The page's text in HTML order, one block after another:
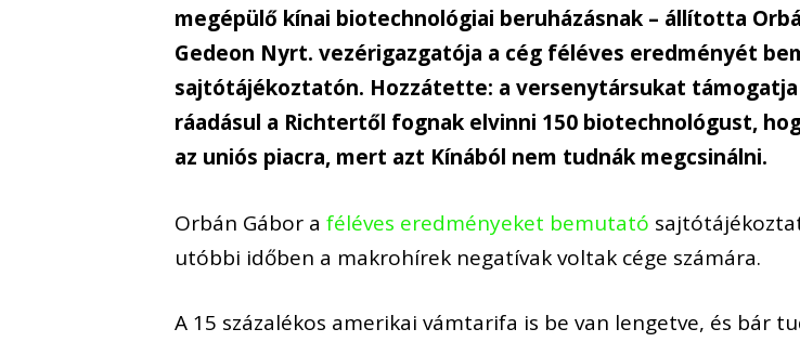
megépülő kínai biotechnológiai beruházásnak – állította
Gedeon Nyrt. vezérigazgatója a cég féléves eredményét
sajtótájékoztatón. Hozzátette: a versenytársukat támogatja
ráadásul a Richtertől fognak elvinni 150 biotechnológust,
az uniós piacra, mert azt Kínából nem tudnák megcsinálni.
Orbán Gábor aféléves eredményeket bemutató
utóbbi időben a makrohírek negatívak voltak cége számára.
A 15 százalékos amerikai vámtarifa is be van lengetve, és bár